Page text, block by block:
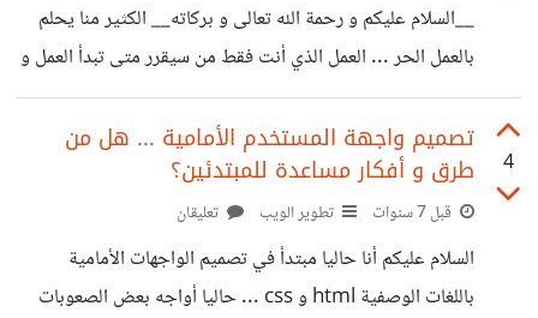
__السلام عليكم و رحمة الله تعالى و بركاته__ الكثير منا يحلم
بالعمل الحر ... العمل الذي أنت فقط من سيقرر متى تبدأ العمل و
متى تنتهي ... العمل الذي لا يوجد فيه من يقف عند رأسك و
يخبرك ما الذي تفعله... العمل الذي هو نفسه متحرر من الوقت ..
4مساءا !! ... لكن هل تسائلت عن الثمن الذي تطالبك به هاته
الحرية ؟ ... ما الذي
4
تصميم واجهة المستخدم الأمامية ... هل من
طرق و أفكار مساعدة للمبتدئين؟
قبل 7 سنوات تطوير الويب تعليقان
السلام عليكم أنا حاليا مبتدأ في تصميم الواجهات الأمامية
باللغات الوصفية html و css ... حاليا أواجه بعض الصعوبات